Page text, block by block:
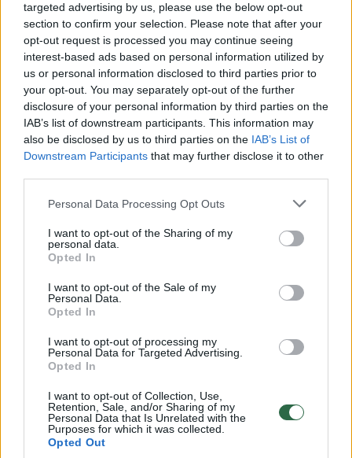
targeted advertising by us, please use the below opt-out
section to confirm your selection. Please note that after your
opt-out request is processed you may continue seeing
interest-based ads based on personal information utilized by
us or personal information disclosed to third parties prior to
your opt-out. You may separately opt-out of the further
disclosure of your personal information by third parties on the
IAB’s list of downstream participants. This information may
also be disclosed by us to third parties on the IAB’s List of
Downstream Participants that may further disclose it to other
Personal Data Processing Opt Outs
I want to opt-out of the Sharing of my
personal data.
Opted In
I want to opt-out of the Sale of my
Personal Data.
Opted In
I want to opt-out of processing my
Personal Data for Targeted Advertising.
Opted In
I want to opt-out of Collection, Use,
Retention, Sale, and/or Sharing of my
Personal Data that Is Unrelated with the
Purposes for which it was collected.
Opted Out
00:03:23
Panevėžio valdžia nutarė: pinigais skatins įmones, į
darbą priimančias jaunimą
Žinios | Lietuvos diena
00:03:53
Nors sezoninių darbuotojų poreikis auga, lietuviai dirbti
nenori
Žinios | Lietuvos diena
Laidos | Lrytas TIESIOGIAI
00:14:18
Ieškantiems darbo vasarą: įvardijo, ką būtina žinoti ir
kur kreipti dėmesį
Žinios | Lietuvos diena
Dzūkus negandos užklupo iš visų pusių
Žinios | Gyvenimo būdas